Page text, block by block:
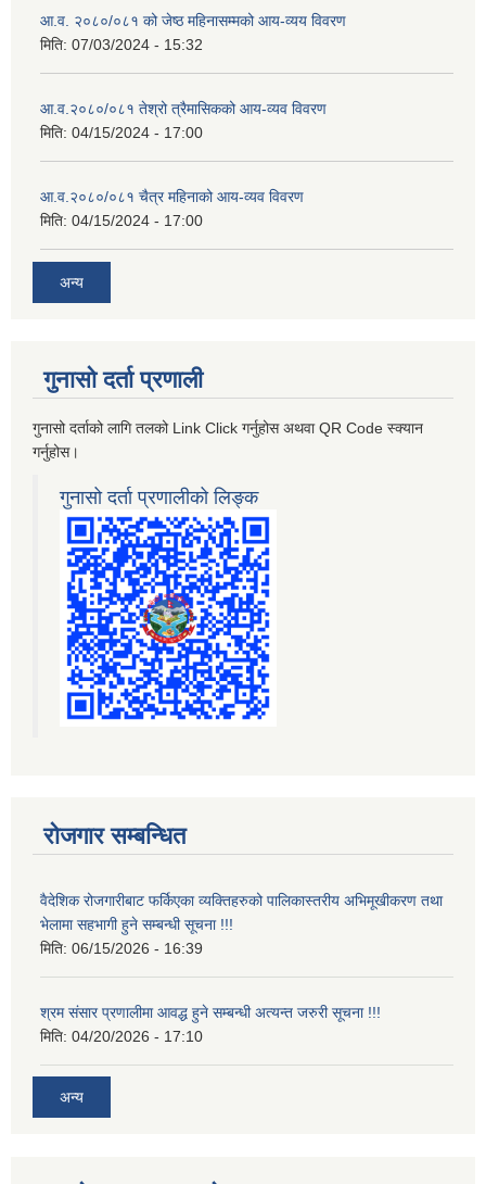
आ.व. २०८०/०८१ को जेष्ठ महिनासम्मको आय-व्यय विवरण
मिति: 07/03/2024 - 15:32
आ.व.२०८०/०८१ तेश्रो त्रैमासिकको आय-व्यव विवरण
मिति: 04/15/2024 - 17:00
आ.व.२०८०/०८१ चैत्र महिनाको आय-व्यव विवरण
मिति: 04/15/2024 - 17:00
अन्य
गुनासो दर्ता प्रणाली
गुनासो दर्ताको लागि तलको Link Click गर्नुहोस अथवा QR Code स्क्यान
गर्नुहोस।
गुनासो दर्ता प्रणालीको लिङ्क
रोजगार सम्बन्धित
वैदेशिक रोजगारीबाट फर्किएका व्यक्तिहरुको पालिकास्तरीय अभिमूखीकरण तथा
भेलामा सहभागी हुने सम्बन्धी सूचना !!!
मिति: 06/15/2026 - 16:39
श्रम संसार प्रणालीमा आवद्ध हुने सम्बन्धी अत्यन्त जरुरी सूचना !!!
मिति: 04/20/2026 - 17:10
अन्य